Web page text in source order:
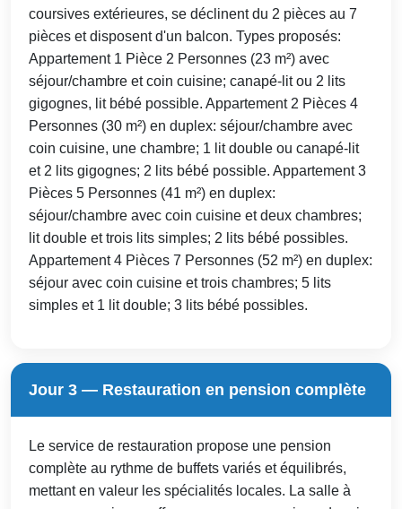
coursives extérieures, se déclinent du 2 pièces au 7
pièces et disposent d'un balcon. Types proposés:
Appartement 1 Pièce 2 Personnes (23 m²) avec
séjour/chambre et coin cuisine; canapé-lit ou 2 lits
gigognes, lit bébé possible. Appartement 2 Pièces 4
Personnes (30 m²) en duplex: séjour/chambre avec
coin cuisine, une chambre; 1 lit double ou canapé-lit
et 2 lits gigognes; 2 lits bébé possible. Appartement 3
Pièces 5 Personnes (41 m²) en duplex:
séjour/chambre avec coin cuisine et deux chambres;
lit double et trois lits simples; 2 lits bébé possibles.
Appartement 4 Pièces 7 Personnes (52 m²) en duplex:
séjour avec coin cuisine et trois chambres; 5 lits
simples et 1 lit double; 3 lits bébé possibles.
Jour 3 — Restauration en pension complète
Le service de restauration propose une pension
complète au rythme de buffets variés et équilibrés,
mettant en valeur les spécialités locales. La salle à